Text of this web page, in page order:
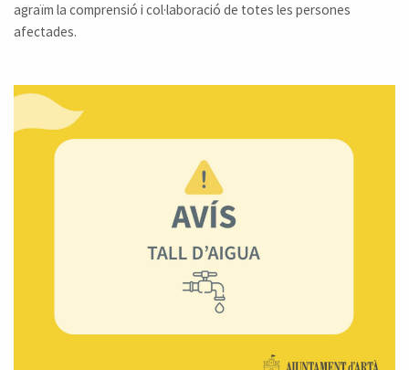
agraïm la comprensió i col·laboració de totes les persones
afectades.